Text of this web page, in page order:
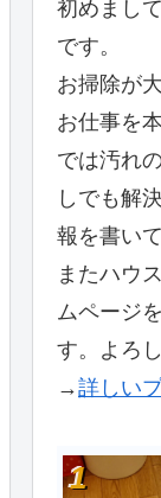
初めまし
です。
お掃除が
お仕事を
では汚れ
しでも解
報を書い
またハウ
ムページ
す。よろ
→詳しい